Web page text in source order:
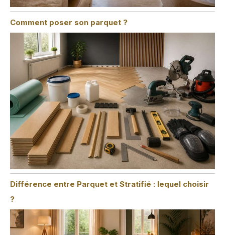
Comment poser son parquet ?
Différence entre Parquet et Stratifié : lequel choisir
?